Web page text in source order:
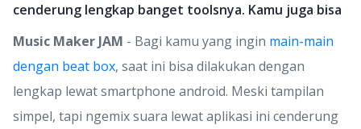
cenderung lengkap banget toolsnya. Kamu juga bisa
Music Maker JAM - Bagi kamu yang ingin main-main
dengan beat box, saat ini bisa dilakukan dengan
lengkap lewat smartphone android. Meski tampilan
simpel, tapi ngemix suara lewat aplikasi ini cenderung